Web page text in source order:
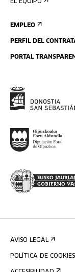
EL EQUIPO
EMPLEO
PERFIL DEL
PORTAL
AVISO LEGAL
POLÍTICA DE COOKIES